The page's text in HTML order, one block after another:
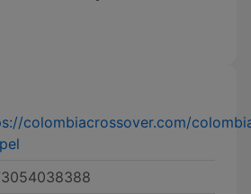
colombiacrossover.com/